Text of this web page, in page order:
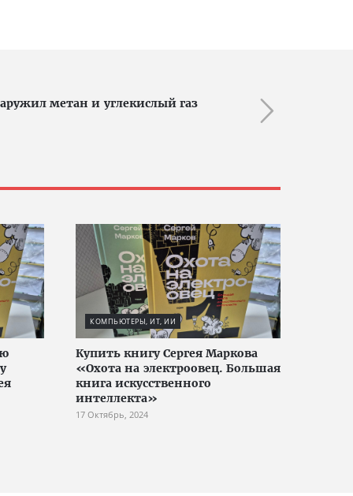
метан и углекислый газ
КОМПЬЮТЕРЫ, ИТ, ИИ
Купить книгу Сергея Маркова
«Охота на электроовец. Большая
книга искусственного
интеллекта»
17 Октябрь, 2024